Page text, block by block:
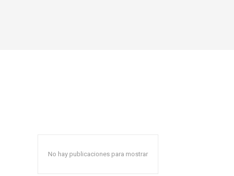
No hay publicaciones para mostrar